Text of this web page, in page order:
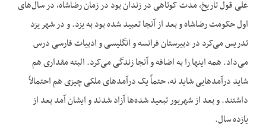
علی قول تاریخ، مدت کوتاهی در زندان بود در زمان رضاشاه، در سال‌های
اول حکومت رضاشاه و بعد از آنجا تعبید شده بود به یزد. و در شهر یزد
تدریس می‌کرد در دبیرستان فرانسه و انگلیسی و ادبیات فارسی درس
می‌داد. همه اینها را به اضافه و آنجا زندگی می‌کرد. البته مقداری هم
شاید درآمدهایی شاید نه، حتماً یک درآمدهای ملکی چیزی هم احتمالاً
داشتند. و بعد از شهریور تبعید شده‌ها آزاد شدند و ایشان آمد بعد از
یازده سال.